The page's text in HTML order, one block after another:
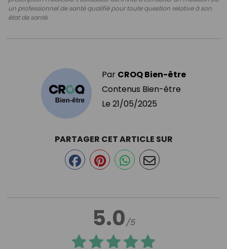
un professionnel de santé qualifié pour toute question relative à son
état de santé.
Par CROQ Bien-être
Contenus Bien-être
Le 21/05/2025
5.0/5
PARTAGER CET ARTICLE SUR